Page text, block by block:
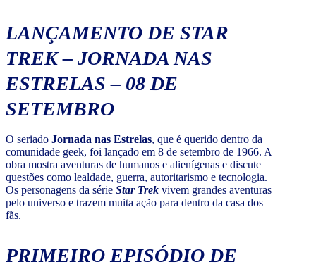
LANÇAMENTO DE STAR
TREK – JORNADA NAS
ESTRELAS – 08 DE
SETEMBRO
O seriado Jornada nas Estrelas, que é querido dentro da
comunidade geek, foi lançado em 8 de setembro de 1966. A
obra mostra aventuras de humanos e alienígenas e discute
questões como lealdade, guerra, autoritarismo e tecnologia.
Os personagens da série Star Trek vivem grandes aventuras
pelo universo e trazem muita ação para dentro da casa dos
fãs.
PRIMEIRO EPISÓDIO DE